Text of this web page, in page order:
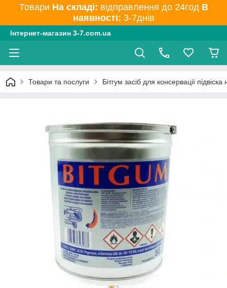
Товари На складі: відправлення до 24год В
наявності: 3-7днів
Інтернет-магазин 3-7.com.ua
Товари та послуги Бітгум засіб для консервації